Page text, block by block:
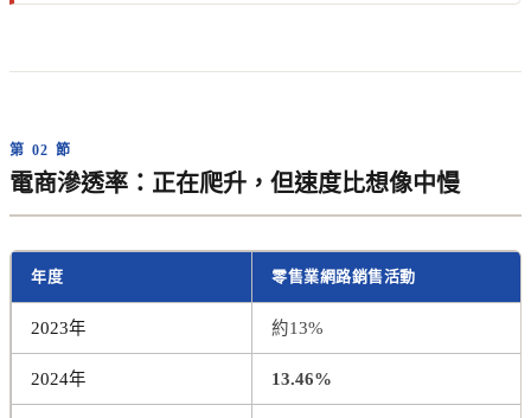
第 02 節
電商滲透率：正在爬升，但速度比想像中慢
年度 零售業網路銷售活動
2023年 約13%
2024年 13.46%